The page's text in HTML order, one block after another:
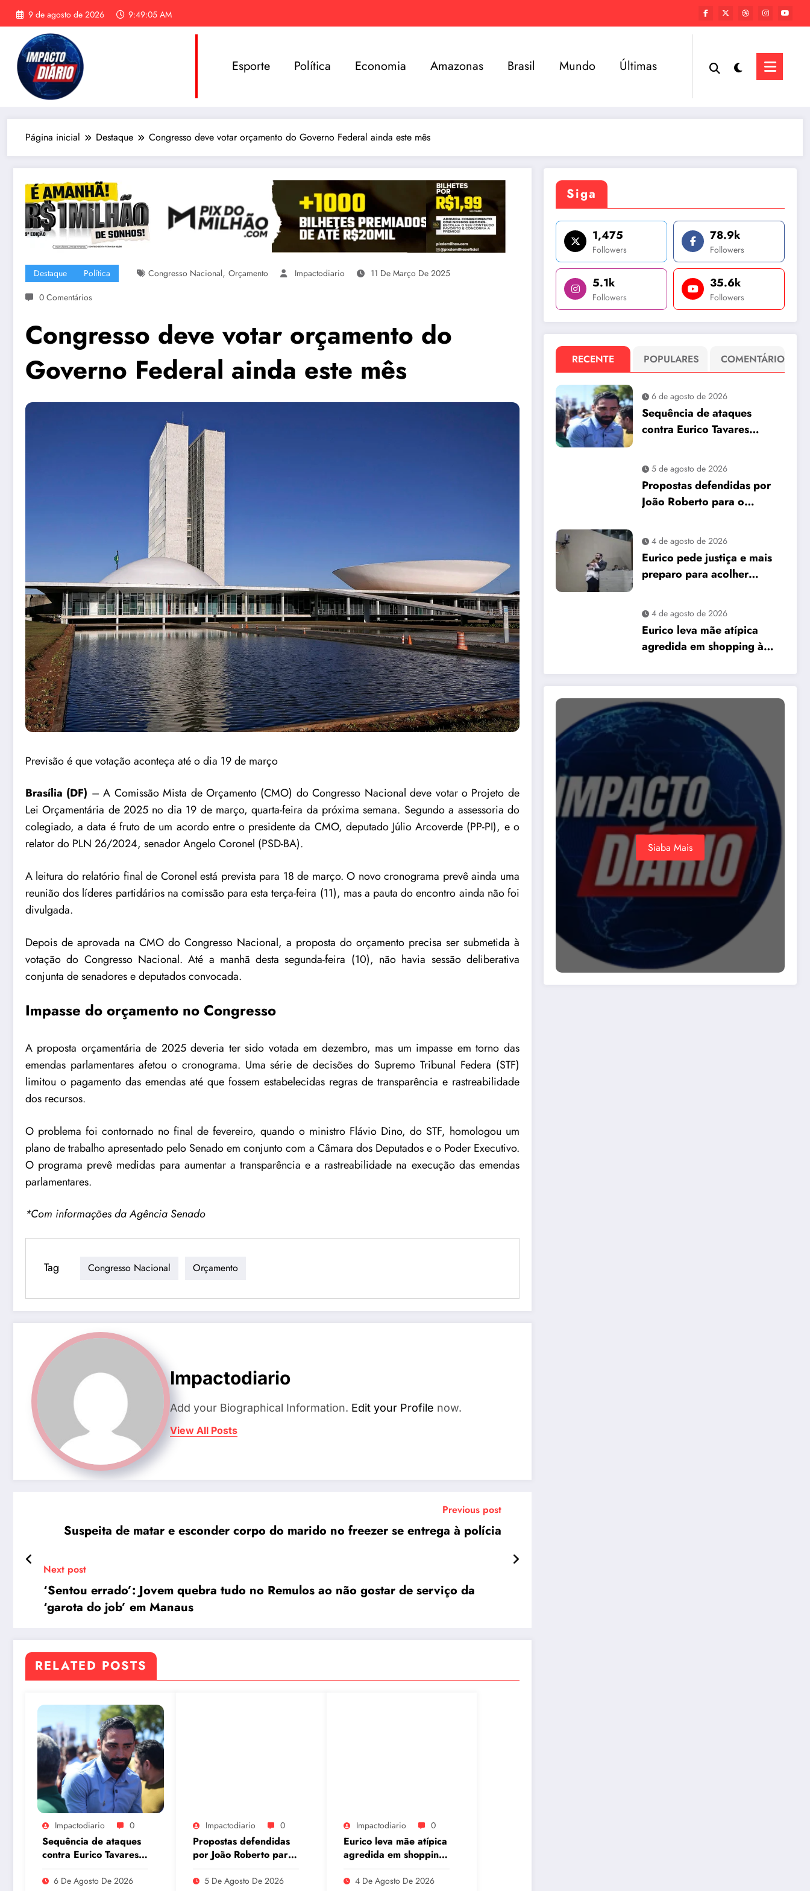
Pular
para
conteúdo
9 de agosto de 2026 9:49:06 AM
Esporte Política Economia Amazonas Brasil Mundo Últimas
Página inicial Destaque Congresso deve votar orçamento do Governo Federal ainda este mês
Destaque Política Congresso Nacional, Orçamento Impactodiario
11 De Março De 2025
0 Comentários
Congresso deve votar orçamento do
Governo Federal ainda este mês
Previsão é que votação aconteça até o dia 19 de março
Brasília (DF) – A Comissão Mista de Orçamento (CMO) do Congresso Nacional deve votar o Projeto de
Lei Orçamentária de 2025 no dia 19 de março, quarta-feira da próxima semana. Segundo a assessoria do
colegiado, a data é fruto de um acordo entre o presidente da CMO, deputado Júlio Arcoverde (PP-PI), e o
relator do PLN 26/2024, senador Angelo Coronel (PSD-BA).
A leitura do relatório final de Coronel está prevista para 18 de março. O novo cronograma prevê ainda uma
reunião dos líderes partidários na comissão para esta terça-feira (11), mas a pauta do encontro ainda não foi
divulgada.
Depois de aprovada na CMO do Congresso Nacional, a proposta do orçamento precisa ser submetida à
votação do Congresso Nacional. Até a manhã desta segunda-feira (10), não havia sessão deliberativa
conjunta de senadores e deputados convocada.
Impasse do orçamento no Congresso
A proposta orçamentária de 2025 deveria ter sido votada em dezembro, mas um impasse em torno das
emendas parlamentares afetou o cronograma. Uma série de decisões do Supremo Tribunal Federa (STF)
limitou o pagamento das emendas até que fossem estabelecidas regras de transparência e rastreabilidade
dos recursos.
O problema foi contornado no final de fevereiro, quando o ministro Flávio Dino, do STF, homologou um
plano de trabalho apresentado pelo Senado em conjunto com a Câmara dos Deputados e o Poder Executivo.
O programa prevê medidas para aumentar a transparência e a rastreabilidade na execução das emendas
parlamentares.
*Com informações da Agência Senado
Tag Congresso Nacional Orçamento
Impactodiario
Add your Biographical Information. Edit your Profile now.
View All Posts
Previous post
Suspeita de matar e esconder corpo do marido no freezer se entrega à polícia
Next post
‘Sentou errado’: Jovem quebra tudo no Remulos ao não gostar de serviço da
‘garota do job’ em Manaus
RELATED POSTS
Impactodiario 0
Sequência de ataques
contra Eurico Tavares
chama atenção em
meio à corrida pela
6 De Agosto De 2026
Impactodiario 0
Propostas defendidas
por João Roberto para
o interior são
incorporadas ao plano
5 De Agosto De 2026
Impactodiario 0
Eurico leva mãe atípica
agredida em shopping
à Câmara e pede mais
preparo dos
4 De Agosto De 2026
Siga
1,475
Followers
78.9k
Followers
5.1k
Followers
35.6k
Followers
RECENTE POPULARES COMENTÁRIO
6 de agosto de 2026
Sequência de ataques
contra Eurico Tavares
corrida pela Aleam
5 de agosto de 2026
Propostas defendidas por
João Roberto para o
ao plano de governo de
David Almeida
4 de agosto de 2026
Eurico pede justiça e mais
preparo para acolher
4 de agosto de 2026
Eurico leva mãe atípica
agredida em shopping à
preparo dos
estabelecimentos para
acolher autistas
Siaba Mais